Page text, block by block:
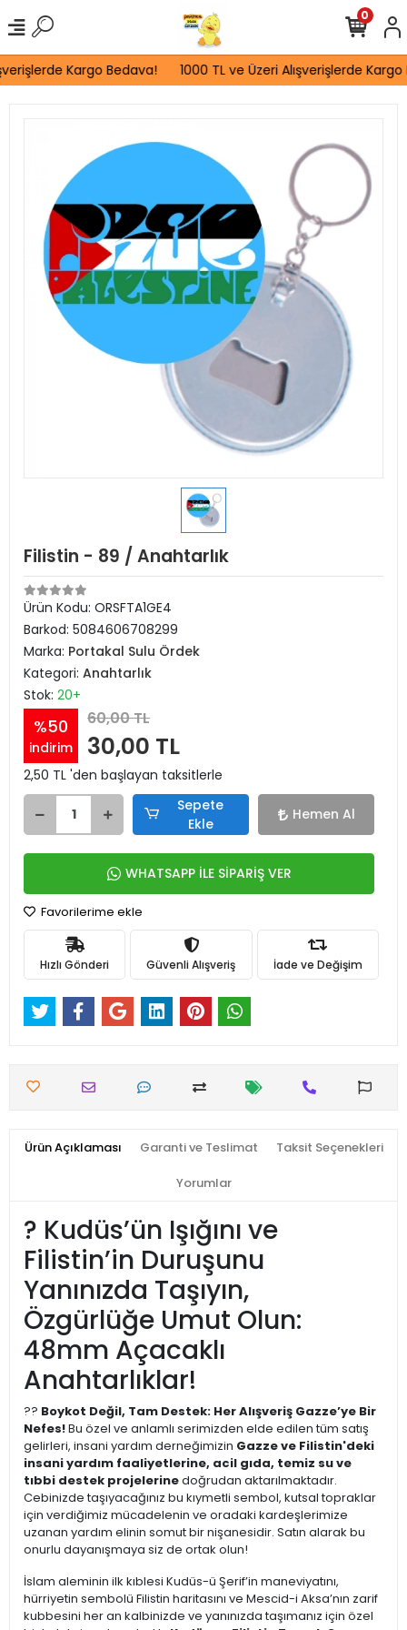
Kargo Bedava! 1000 TL ve Üzeri Alışverişlerde Kargo
0
Filistin - 89 / Anahtarlık
Ürün Kodu: ORSFTA1GE4
Barkod: 5084606708299
Marka: Portakal Sulu Ördek
Kategori: Anahtarlık
Stok: 20+
%50
indirim
60,00 TL
30,00 TL
2,50 TL 'den başlayan taksitlerle
Sepete
Ekle
Hemen Al
WHATSAPP İLE SİPARİŞ VER
Favorilerime ekle
Hızlı Gönderi Güvenli Alışveriş İade ve Değişim
Ürün Açıklaması Garanti ve Teslimat Taksit Seçenekleri
Yorumlar
? Kudüs’ün Işığını ve
Filistin’in Duruşunu
Yanınızda Taşıyın,
Özgürlüğe Umut Olun:
48mm Açacaklı
Anahtarlıklar!
?? Boykot Değil, Tam Destek: Her Alışveriş Gazze’ye Bir
Nefes!Bu özel ve anlamlı serimizden elde edilen tüm satış
gelirleri, insani yardım derneğimizin Gazze ve Filistin'deki
insani yardım faaliyetlerine, acil gıda, temiz su ve
tıbbi destek projelerinedoğrudan aktarılmaktadır.
Cebinizde taşıyacağınız bu kıymetli sembol, kutsal topraklar
için verdiğimiz mücadelenin ve oradaki kardeşlerimize
uzanan yardım elinin somut bir nişanesidir. Satın alarak bu
onurlu dayanışmaya siz de ortak olun!
İslam aleminin ilk kıblesi Kudüs-ü Şerif’in maneviyatını,
hürriyetin sembolü Filistin haritasını ve Mescid-i Aksa’nın zarif
kubbesini her an kalbinizde ve yanınızda taşımanız için özel